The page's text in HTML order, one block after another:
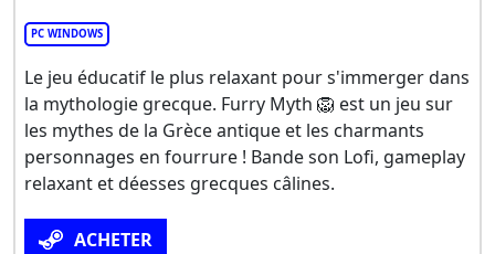
PC WINDOWS
Le jeu éducatif le plus relaxant pour s'immerger dans
la mythologie grecque. Furry Myth 🦁 est un jeu sur
les mythes de la Grèce antique et les charmants
personnages en fourrure ! Bande son Lofi, gameplay
relaxant et déesses grecques câlines.
ACHETER